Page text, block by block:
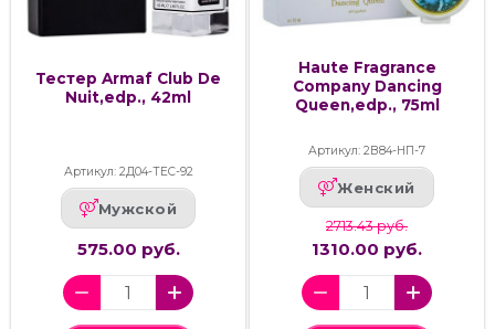
Тестер Armaf Club De
Nuit,edp., 42ml
Артикул: 2Д04-ТЕС-92
Мужской
575.00 руб.
Haute Fragrance
Company Dancing
Queen,edp., 75ml
Артикул: 2В84-НП-7
Женский
2713.43 руб.
1310.00 руб.